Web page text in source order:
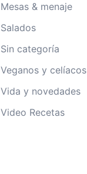
Mesas & menaje
Salados
Sin categoría
Veganos y celíacos
Vida y novedades
Video Recetas